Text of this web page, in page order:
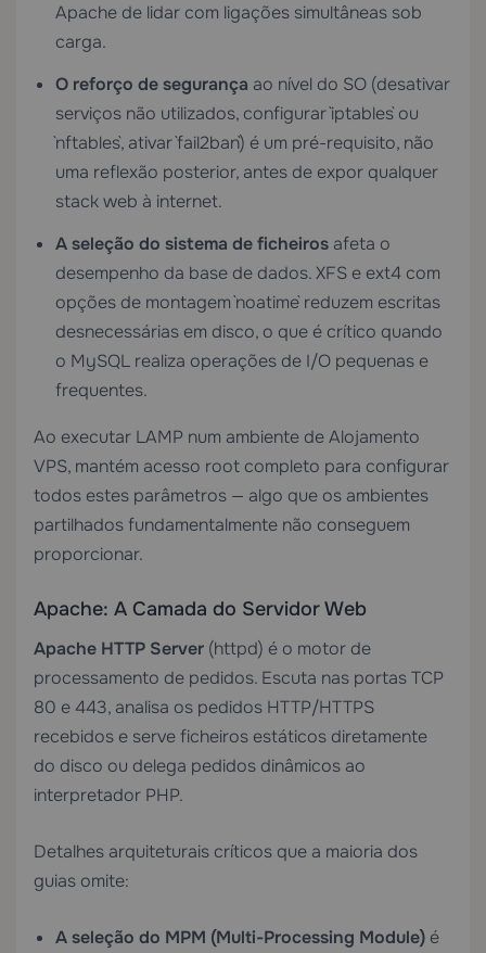
Apache de lidar com ligações simultâneas sob
carga.
O reforço de segurança ao nível do SO (desativar
serviços não utilizados, configurar `iptables` ou
`nftables`, ativar `fail2ban`) é um pré-requisito, não
uma reflexão posterior, antes de expor qualquer
stack web à internet.
A seleção do sistema de ficheiros afeta o
desempenho da base de dados. XFS e ext4 com
opções de montagem `noatime` reduzem escritas
desnecessárias em disco, o que é crítico quando
o MySQL realiza operações de I/O pequenas e
frequentes.
Ao executar LAMP num ambiente deAlojamento
VPS, mantém acesso root completo para configurar
todos estes parâmetros — algo que os ambientes
partilhados fundamentalmente não conseguem
proporcionar.
Apache: A Camada do Servidor Web
Apache HTTP Server (httpd) é o motor de
processamento de pedidos. Escuta nas portas TCP
80 e 443, analisa os pedidos HTTP/HTTPS
recebidos e serve ficheiros estáticos diretamente
do disco ou delega pedidos dinâmicos ao
interpretador PHP.
Detalhes arquiteturais críticos que a maioria dos
guias omite:
A seleção do MPM (Multi-Processing Module) é